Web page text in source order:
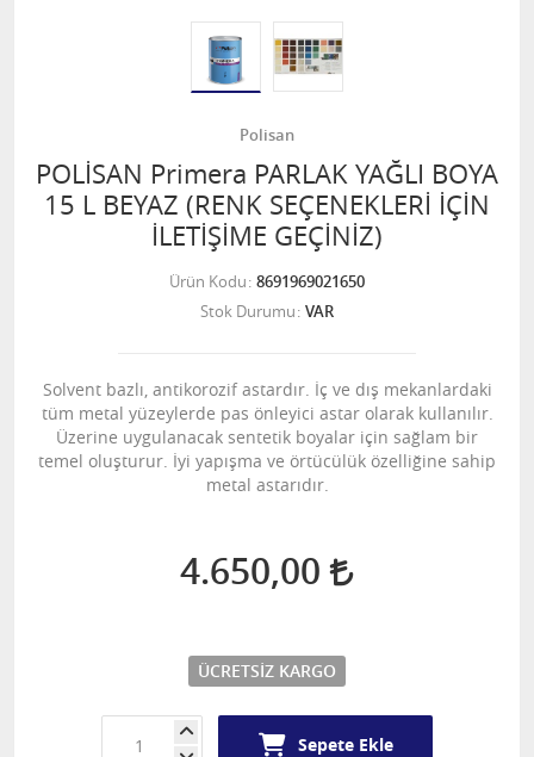
Polisan
POLİSAN Primera PARLAK YAĞLI BOYA
15 L BEYAZ (RENK SEÇENEKLERİ İÇİN
İLETİŞİME GEÇİNİZ)
Ürün Kodu 8691969021650
Stok Durumu VAR
Solvent bazlı, antikorozif astardır. İç ve dış mekanlardaki
tüm metal yüzeylerde pas önleyici astar olarak kullanılır.
Üzerine uygulanacak sentetik boyalar için sağlam bir
temel oluşturur. İyi yapışma ve örtücülük özelliğine sahip
metal astarıdır.
4.650,00
ÜCRETSIZ KARGO
Sepete Ekle